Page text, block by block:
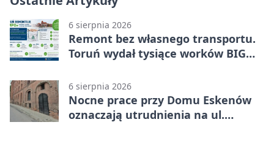
6 sierpnia 2026
Remont bez własnego transportu.
Toruń wydał tysiące worków BIG
6 sierpnia 2026
Nocne prace przy Domu Eskenów
oznaczają utrudnienia na ul.